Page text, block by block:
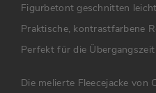
Figurbetont geschnitten
Praktische, kontrastfarbene
Perfekt für die Übergangszeit
Die melierte Fleecejacke von